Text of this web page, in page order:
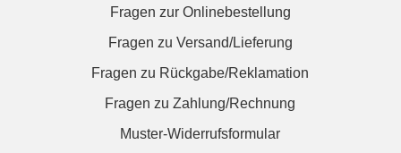
Fragen zur Onlinebestellung
Fragen zu Versand/Lieferung
Fragen zu Rückgabe/Reklamation
Fragen zu Zahlung/Rechnung
Muster-Widerrufsformular